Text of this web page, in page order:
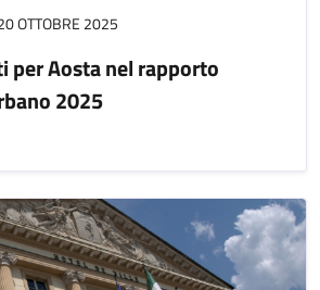
OTTOBRE 2025
per Aosta nel rapporto
2025